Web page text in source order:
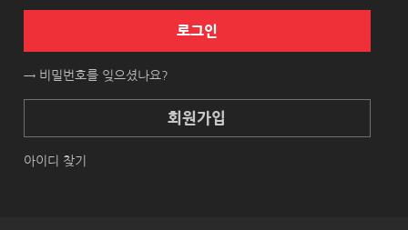
로그인
→ 비밀번호를 잊으셨나요?
회원가입
아이디 찾기